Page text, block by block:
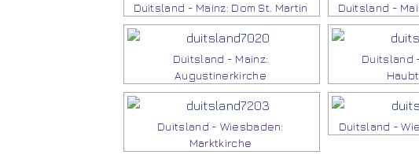
Duitsland - Mainz: Dom St. Martin Duitsland -
Duitsland - Mainz:
Augustinerkirche
Duitsland
Duitsland - Wiesbaden:
Marktkirche
Duitsland -